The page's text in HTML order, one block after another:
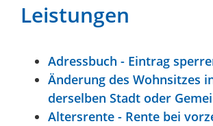
Leistungen
Adressbuch - Eintrag
Änderung des Wohnsitzes
derselben Stadt oder
Altersrente - Rente bei